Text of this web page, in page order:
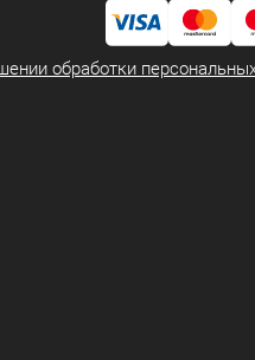
обработки